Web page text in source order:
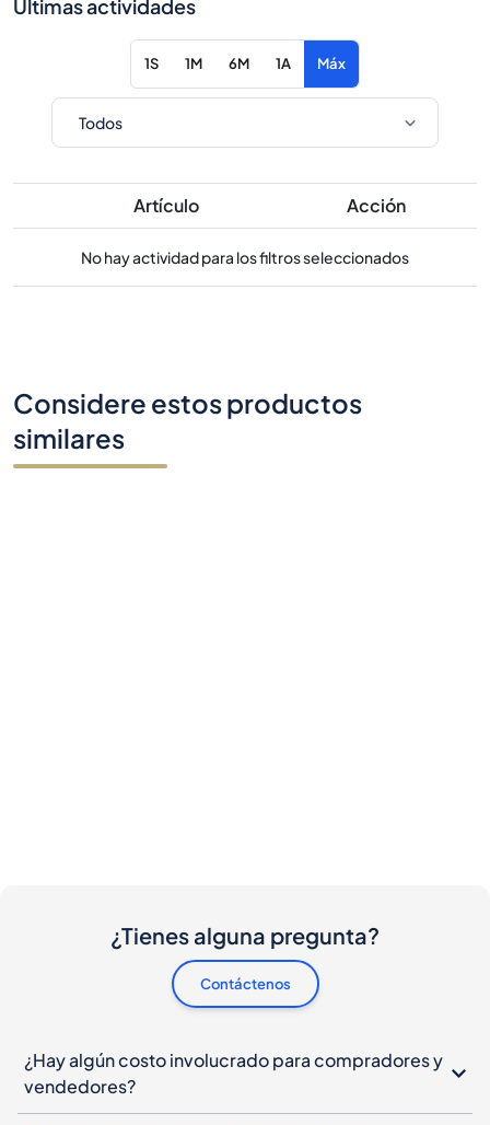
Últimas actividades
1S 1M 6M 1A Máx
Artículo Acción
No hay actividad para los filtros seleccionados
Considere estos productos
similares
¿Tienes alguna pregunta?
Contáctenos
¿Hay algún costo involucrado para compradores y
vendedores?